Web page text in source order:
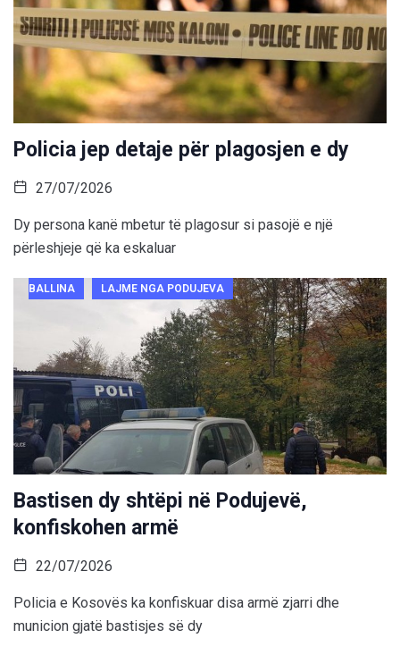
Policia jep detaje për plagosjen e dy
27/07/2026
Dy persona kanë mbetur të plagosur si pasojë e një
përleshjeje që ka eskaluar
BALLINA LAJME NGA PODUJEVA
Bastisen dy shtëpi në Podujevë,
konfiskohen armë
22/07/2026
Policia e Kosovës ka konfiskuar disa armë zjarri dhe
municion gjatë bastisjes së dy